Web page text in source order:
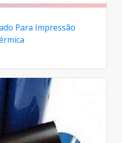
Para Impressão